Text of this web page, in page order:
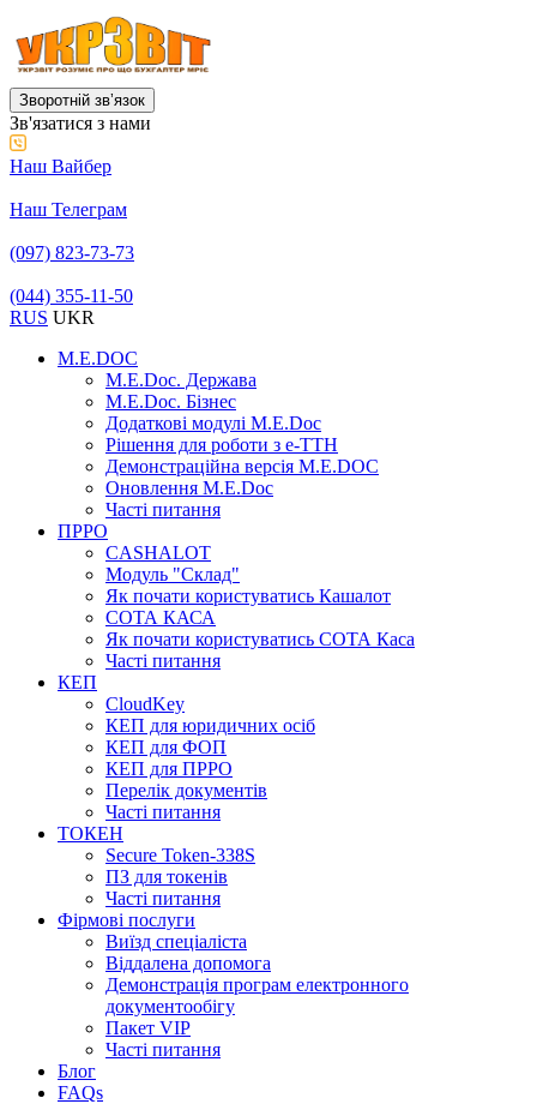
Зворотній звʼязок
Зв'язатися з нами
Наш Вайбер
Наш Телеграм
(097) 823-73-73
(044) 355-11-50
RUS UKR
M.E.DOC
M.E.Doc. Держава
M.E.Doc. Бізнес
Додаткові модулі M.E.Doc
Рішення для роботи з е-ТТН
Демонстраційна версія M.E.DOC
Оновлення M.E.Doc
Часті питання
ПРРО
CASHALOT
Модуль "Склад"
Як почати користуватись Кашалот
СОТА КАСА
Як почати користуватись СОТА Каса
Часті питання
КЕП
CloudKey
КЕП для юридичних осіб
КЕП для ФОП
КЕП для ПРРО
Перелік документів
Часті питання
ТОКЕН
Secure Token-338S
ПЗ для токенів
Часті питання
Фірмові послуги
Виїзд спеціаліста
Віддалена допомога
Демонстрація програм електронного
документообігу
Пакет VIP
Часті питання
Блог
FAQs